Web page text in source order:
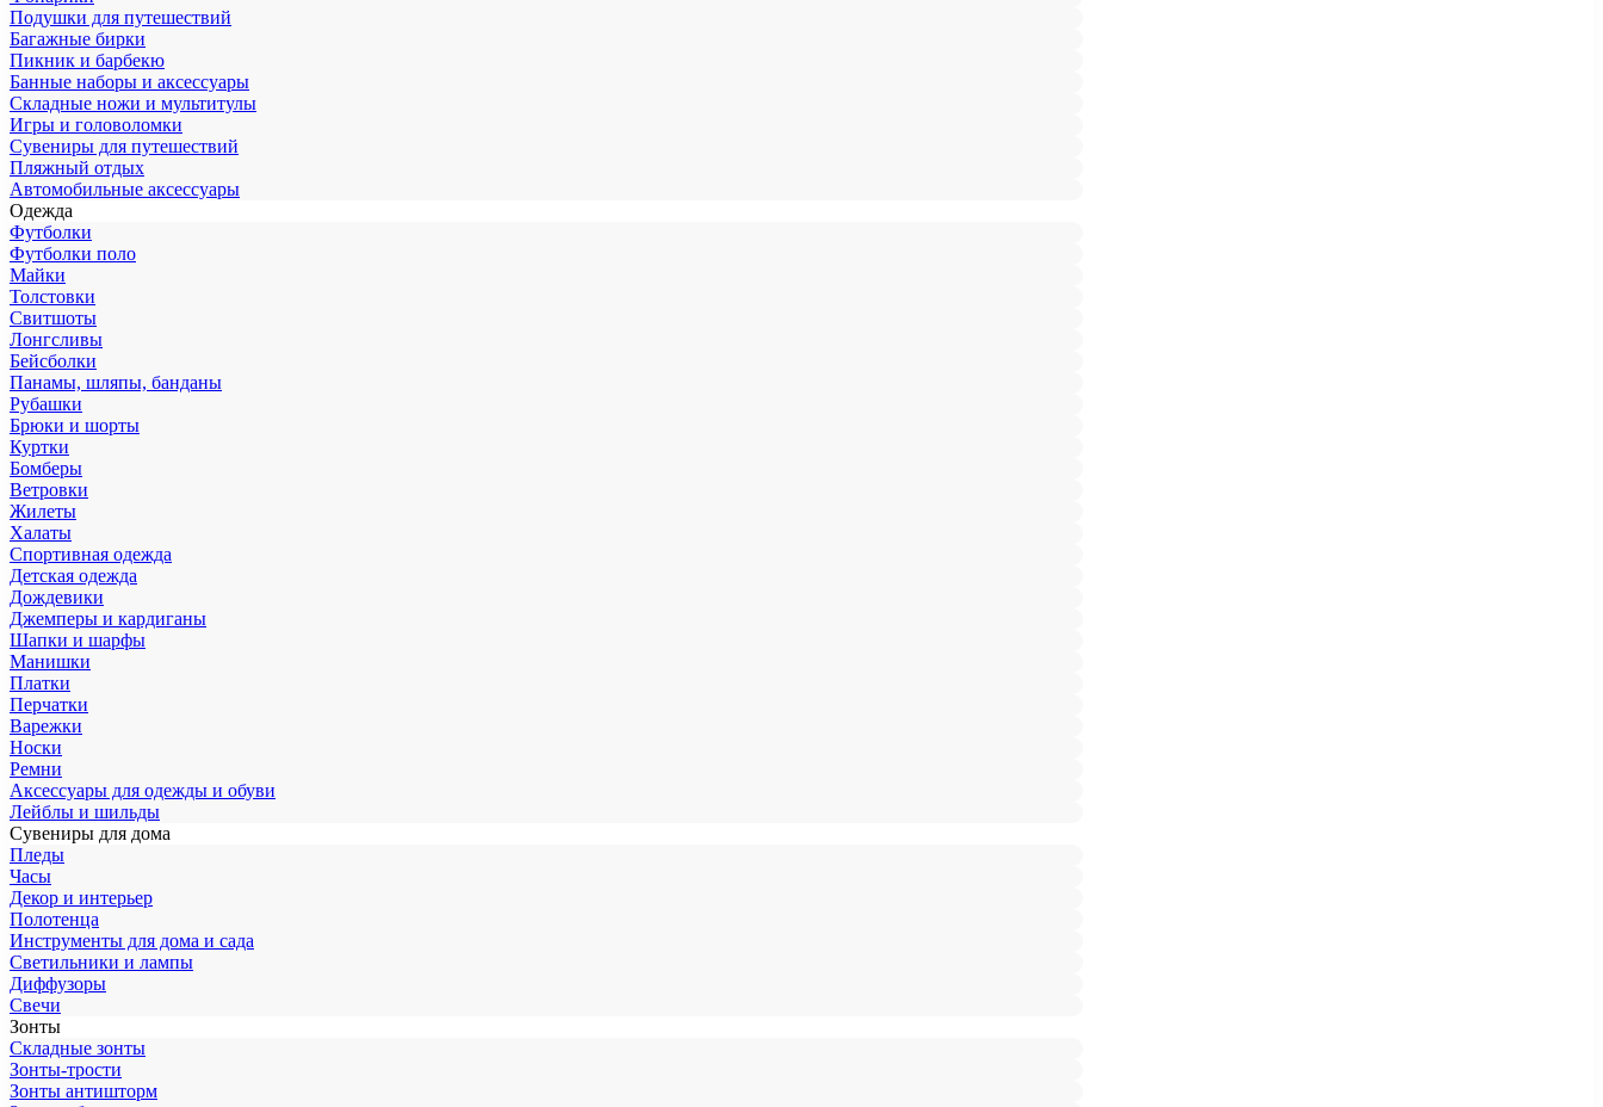
Подушки для путешествий
Багажные бирки
Пикник и барбекю
Банные наборы и аксессуары
Складные ножи и мультитулы
Игры и головоломки
Сувениры для путешествий
Пляжный отдых
Автомобильные аксессуары
Одежда
Футболки
Футболки поло
Майки
Толстовки
Свитшоты
Лонгсливы
Бейсболки
Панамы, шляпы, банданы
Рубашки
Брюки и шорты
Куртки
Бомберы
Ветровки
Жилеты
Халаты
Спортивная одежда
Детская одежда
Дождевики
Джемперы и кардиганы
Шапки и шарфы
Манишки
Платки
Перчатки
Варежки
Носки
Ремни
Аксессуары для одежды и обуви
Лейблы и шильды
Сувениры для дома
Пледы
Часы
Декор и интерьер
Полотенца
Инструменты для дома и сада
Светильники и лампы
Диффузоры
Свечи
Зонты
Складные зонты
Зонты-трости
Зонты антишторм